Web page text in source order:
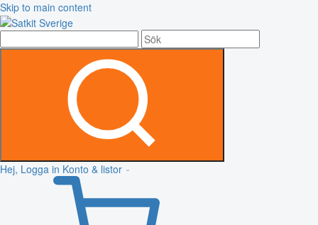
Skip to main content
Hej, Logga in Konto & listor